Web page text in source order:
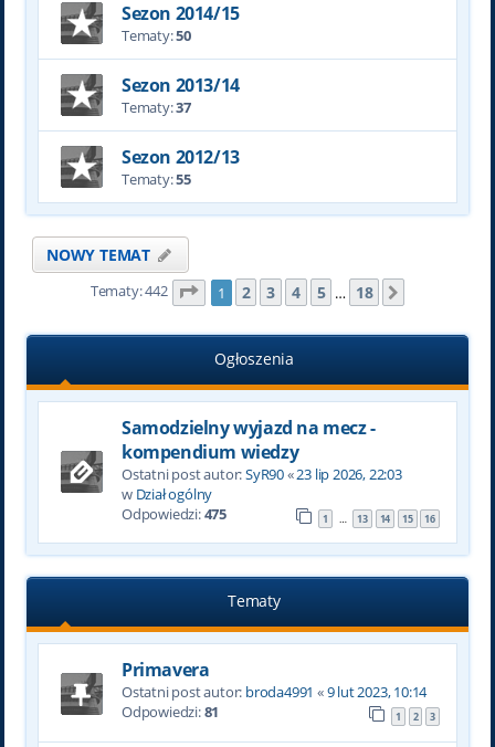
Sezon 2014/15
Tematy:50
Sezon 2013/14
Tematy:37
Sezon 2012/13
Tematy:55
NOWY TEMAT
Tematy: 442 Strona z 18
1 2 3 4 5 … 18
Ogłoszenia
Samodzielny wyjazd na mecz -
kompendium wiedzy
Ostatni post autor:SyR90«23 lip 2026, 22:03
w Dział ogólny
Odpowiedzi:475 1 … 13 14 15 16
Tematy
Primavera
Ostatni post autor: broda4991 «9 lut 2023, 10:14
Odpowiedzi:81 1 2 3